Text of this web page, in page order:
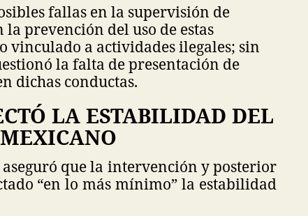
fallas en la supervisión de
prevención del uso de estas
a actividades ilegales; sin
la falta de presentación de
dichas conductas.
LA ESTABILIDAD DEL
que la intervención y posterior
“en lo más mínimo” la estabilidad